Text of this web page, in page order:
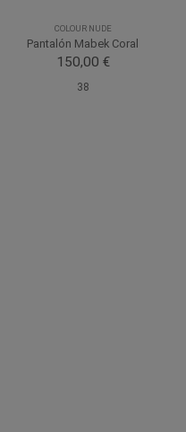
COLOUR NUDE
Pantalón Mabek Coral
150,00 €
38